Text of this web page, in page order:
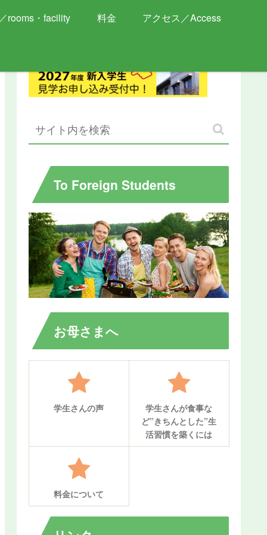
rooms・facility 料金 アクセス／Access
To Foreign Students
お母さまへ
学生さんの声
学生さんが食事な
ど”きちんとした”生
活習慣を築くには
料金について